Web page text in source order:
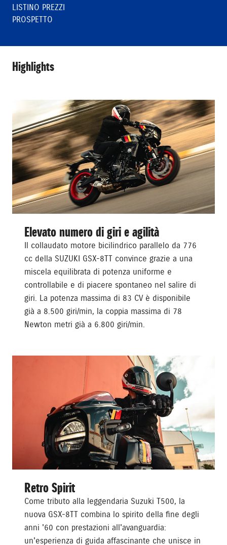
LISTINO PREZZI
PROSPETTO
Highlights
Elevato numero di giri e agilità
Il collaudato motore bicilindrico parallelo da 776
cc della SUZUKI GSX-8TT convince grazie a una
miscela equilibrata di potenza uniforme e
controllabile e di piacere spontaneo nel salire di
giri. La potenza massima di 83 CV è disponibile
già a 8.500 giri/min, la coppia massima di 78
Newton metri già a 6.800 giri/min.
Retro Spirit
Come tributo alla leggendaria Suzuki T500, la
nuova GSX-8TT combina lo spirito della fine degli
anni '60 con prestazioni all'avanguardia:
un'esperienza di guida affascinante che unisce in